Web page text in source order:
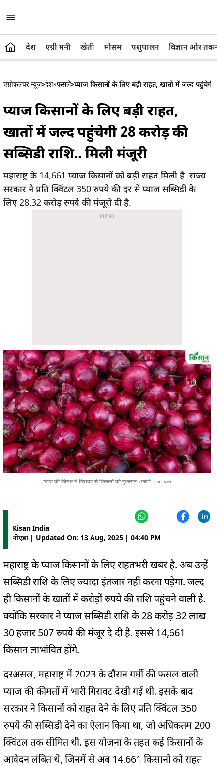
देश एग्री मनी खेती मौसम पशुपालन विज्ञान और
एग्रीकल्चर न्यूज़»देश»फसलें»प्याज किसानों के लिए बड़ी राहत, खातों में जल्द पहुंचेगी
प्याज किसानों के लिए बड़ी राहत,
खातों में जल्द पहुंचेगी 28 करोड़ की
सब्सिडी राशि.. मिली मंजूरी
महाराष्ट्र के 14,661 प्याज किसानों को बड़ी राहत मिली है. राज्य
सरकार ने प्रति क्विंटल 350 रुपये की दर से प्याज सब्सिडी के
लिए 28.32 करोड़ रुपये की मंजूरी दी है.
प्याज की कीमत में गिरावट से किसानों को नुकसान. (फोटो- Canva)
Kisan India
नोएडा | Updated On: 13 Aug, 2025 | 04:40 PM
महाराष्ट्र के प्याज किसानों के लिए राहतभरी खबर है. अब उन्हें
सब्सिडी राशि के लिए ज्यादा इंतजार नहीं करना पड़ेगा. जल्द
ही किसानों के खातों में करोड़ों रुपये की राशि पहुंचने वाली है.
क्योंकि सरकार ने प्याज सब्सिडी राशि के 28 करोड़ 32 लाख
30 हजार 507 रुपये की मंजूर दे दी है. इससे 14,661
किसान लाभांवित होंगे.
दरअसल, महाराष्ट्र में 2023 के दौरान गर्मी की फसल वाली
प्याज की कीमतों में भारी गिरावट देखी गई थी. इसके बाद
सरकार ने किसानों को राहत देने के लिए प्रति क्विंटल 350
रुपये की सब्सिडी देने का ऐलान किया था, जो अधिकतम 200
क्विंटल तक सीमित थी. इस योजना के तहत कई किसानों के
आवेदन लंबित थे, जिनमें से अब 14,661 किसानों को राहत